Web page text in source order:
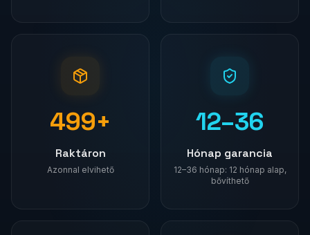
500+
Raktáron
Azonnal elvihető
12–36
Hónap garancia
12–36 hónap: 12 hónap alap,
bővíthető